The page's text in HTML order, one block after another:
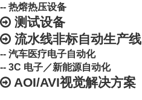
-- 热熔热压设备
测试设备
流水线非标自动生产线
-- 汽车医疗电子自动化
-- 3C 电子／新能源自动化
AOI/AVI视觉解决方案